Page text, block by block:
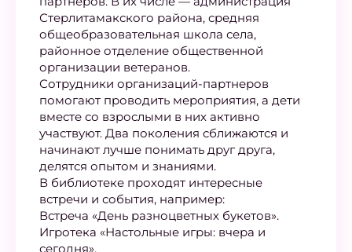
Стерлитамакского района, средняя
общеобразовательная школа села,
районное отделение общественной
организации ветеранов.
Сотрудники организаций-партнеров
помогают проводить мероприятия, а дети
вместе со взрослыми в них активно
участвуют. Два поколения сближаются и
начинают лучше понимать друг друга,
делятся опытом и знаниями.
В библиотеке проходят интересные
встречи и события, например:
Встреча «День разноцветных букетов».
Игротека «Настольные игры: вчера и
сегодня».